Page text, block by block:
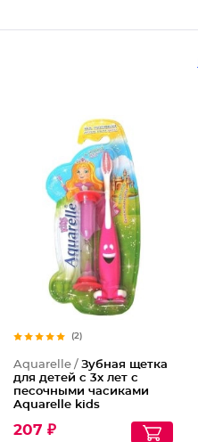
(2)
Aquarelle / Зубная щетка
для детей с 3х лет с
песочными часиками
Aquarelle kids
207 ₽